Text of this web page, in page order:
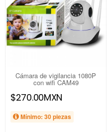
Cámara de vigilancia 1080P
con wifi CAM49
$270.00MXN
Mínimo: 30 piezas